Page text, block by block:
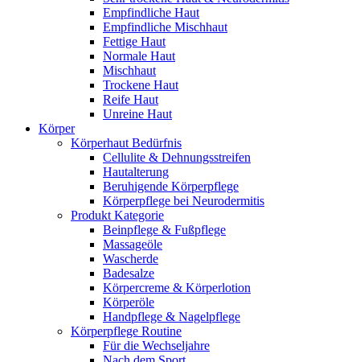
Empfindliche Haut
Empfindliche Mischhaut
Fettige Haut
Normale Haut
Mischhaut
Trockene Haut
Reife Haut
Unreine Haut
Körper
Körperhaut Bedürfnis
Cellulite & Dehnungsstreifen
Hautalterung
Beruhigende Körperpflege
Körperpflege bei Neurodermitis
Produkt Kategorie
Beinpflege & Fußpflege
Massageöle
Wascherde
Badesalze
Körpercreme & Körperlotion
Körperöle
Handpflege & Nagelpflege
Körperpflege Routine
Für die Wechseljahre